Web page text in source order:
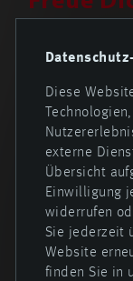
30
Diese
externe
Übersicht
Einwilligung
widerrufen
Sie jederzeit
Website
finden Sie in